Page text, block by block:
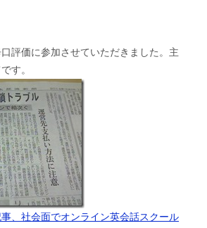
評価に参加させていただきました。主
す。
、社会面でオンライン英会話スクール